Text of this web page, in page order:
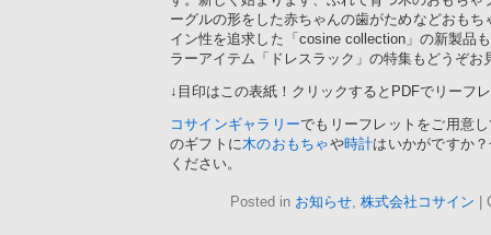
ーグルの形をした赤ちゃんの歯がためなどおもち
イン性を追求した「cosine collection」の新製品
ラーアイテム「ドレスラック」の特集もどうぞお
↓目印はこの表紙！クリックするとPDFでリーフ
コサインギャラリーでもリーフレットをご用意
のギフトに木のおもちゃや時計はいかがですか
ください。
Posted in お知らせ, 株式会社コサイン